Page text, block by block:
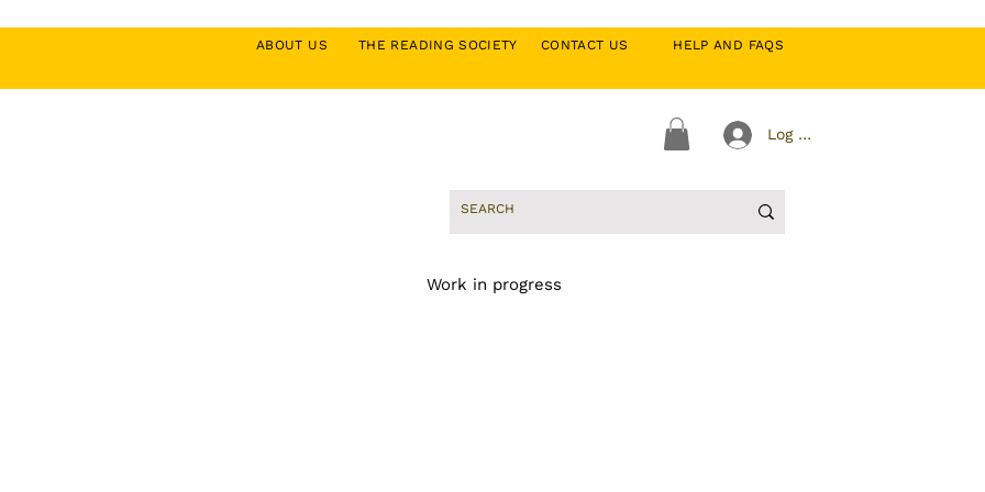
ABOUT US HELP AND FAQS
THE READING SOCIETY CONTACT US
Log In
Work in progress